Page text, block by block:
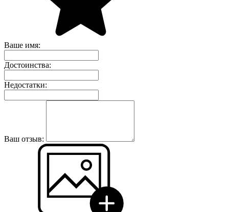
Ваше имя:
Достоинства:
Недостатки:
Ваш отзыв: